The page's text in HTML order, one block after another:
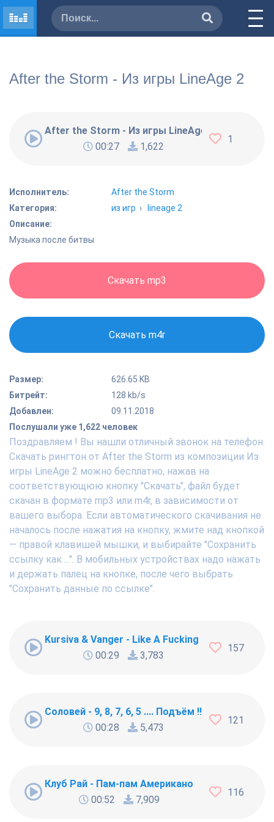
After the Storm - Из игры LineAge 2
After the Storm - Из игры LineAge 2
00:27
1,622
1
Исполнитель:
After the Storm
Категория:
из игр ›
lineage 2
Описание:
Музыка после битвы
Скачать mp3
Скачать m4r
Размер:
626.65 KB
Битрейт:
128 kb/s
Добавлен:
09.11.2018
Послушали уже 1,622 человек
Поздравляем ! Вы нашли отличный звонок на телефон.
Скачать рингтон от After the Storm из композиции Из
игры LineAge 2 можно бесплатно, нажав на
соответствующюю кнопку "Скачать", файл будет
скачан в формате mp3 или m4r, в зависимости от
вашего выбора. Если автоматического скачивания не
началось после нажатия на кнопку, жмите над кнопкой
— правой клавишей мышки, и выбирайте "Сохранить
ссылку как ...". В мобильных устройствах надо нажать
и держать палец на кнопке, после чего выбрать
"Сохранить данные по ссылке".
Kursiva & Vanger - Like A Fucking Newbie
00:29
3,783
157
Соловей - 9, 8, 7, 6, 5 .... Подъём !!!
00:28
5,473
121
Клуб Рай - Пам-пам Американо
00:52
7,909
116